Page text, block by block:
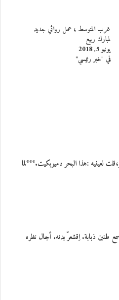
غرب المتوسط ؛ عمل روائي جديد
لمبارك ربيع
يونيو 5, 2018
في "خبر رئيسي"
لعينيه :هذا البحر دميوبكيت.***لما
طنين ذبابة. اِقشعرّ بدنه. أجال نظره